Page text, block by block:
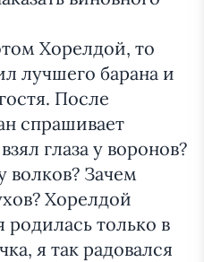
Хорелдой, то
лучшего барана и
После
спрашивает
глаза у воронов?
волков? Зачем
Хорелдой
родилась только в
я так радовался